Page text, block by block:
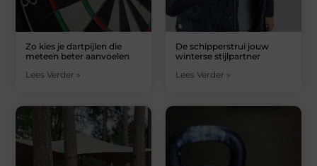
Zo kies je dartpijlen die
meteen beter aanvoelen
Lees Verder »
De schipperstrui jouw
winterse stijlpartner
Lees Verder »